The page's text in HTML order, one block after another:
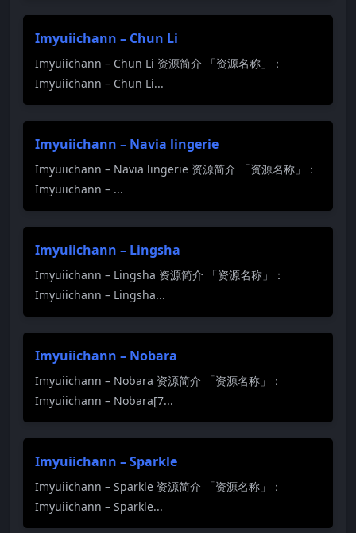
Imyuiichann – Chun Li
Imyuiichann – Chun Li 资源简介 「资源名称」：
Imyuiichann – Chun Li...
Imyuiichann – Navia lingerie
Imyuiichann – Navia lingerie 资源简介 「资源名称」：
Imyuiichann – ...
Imyuiichann – Lingsha
Imyuiichann – Lingsha 资源简介 「资源名称」：
Imyuiichann – Lingsha...
Imyuiichann – Nobara
Imyuiichann – Nobara 资源简介 「资源名称」：
Imyuiichann – Nobara[7...
Imyuiichann – Sparkle
Imyuiichann – Sparkle 资源简介 「资源名称」：
Imyuiichann – Sparkle...